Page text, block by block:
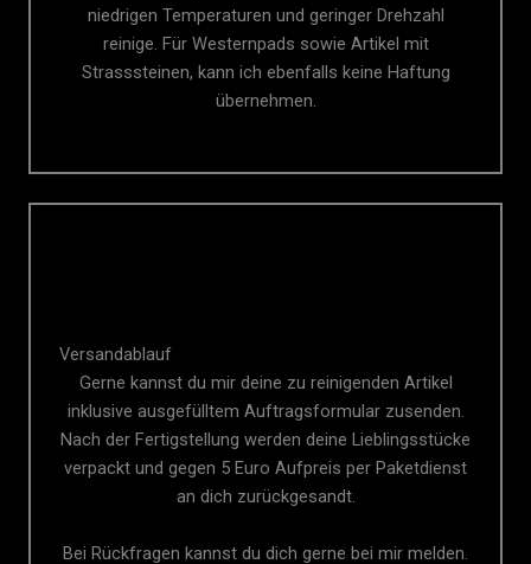
niedrigen Temperaturen und geringer Drehzahl
reinige. Für Westernpads sowie Artikel mit
Strasssteinen, kann ich ebenfalls keine Haftung
übernehmen.
Versandablauf
Gerne kannst du mir deine zu reinigenden Artikel
inklusive ausgefülltem Auftragsformular zusenden.
Nach der Fertigstellung werden deine Lieblingsstücke
verpackt und gegen 5 Euro Aufpreis per Paketdienst
an dich zurückgesandt.
Bei Rückfragen kannst du dich gerne bei mir melden.